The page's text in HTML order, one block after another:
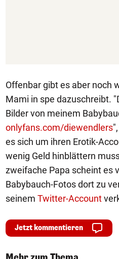
Offenbar gibt es aber noch
Mami in spe dazuschreibt.
Bilder von meinem
onlyfans.com/diewendlers
es sich um ihren Erotik-
wenig Geld hinblättern
zweifache Papa scheint es
Babybauch-Fotos dort zu
seinem Twitter-Account
Jetzt kommentieren